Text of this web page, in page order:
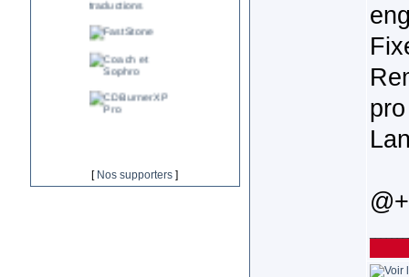
[ Nos supporters ]
@+